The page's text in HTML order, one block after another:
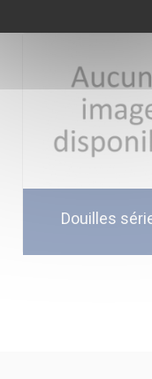
Douilles